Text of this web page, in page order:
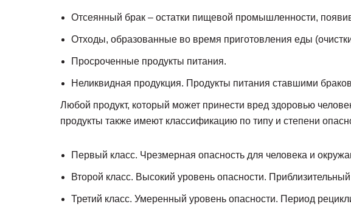
Отсеянный брак – остатки пищевой промышленности,
Отходы, образованные во время приготовления еды
Просроченные продукты питания.
Неликвидная продукция. Продукты питания ставшими
Любой продукт, который может принести вред здоровью
продукты также имеют классификацию по типу и степени
Первый класс. Чрезмерная опасность для человека и
Второй класс. Высокий уровень опасности.
Третий класс. Умеренный уровень опасности. Период